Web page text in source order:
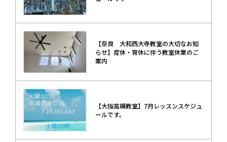
【奈良 大和西大寺教室の大切なお知
らせ】産休・育休に伴う教室休業のご
案内
【大阪高槻教室】7月レッスンスケジュ
ールです。